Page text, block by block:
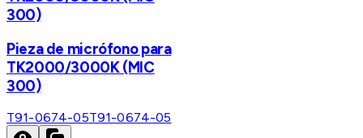
300)
Pieza de micrófono para
TK2000/3000K (MIC
300)
T91-0674-05T91-0674-05